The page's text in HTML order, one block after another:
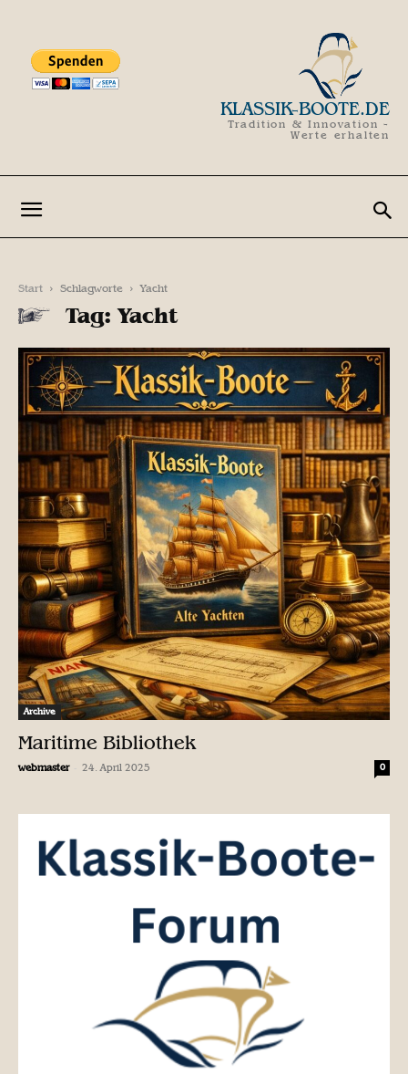
KLASSIK-BOOTE.DE
Tradition & Innovation -
Werte erhalten
Start Schlagworte Yacht
Tag: Yacht
Archive
Maritime Bibliothek
webmaster 24. April 2025 0